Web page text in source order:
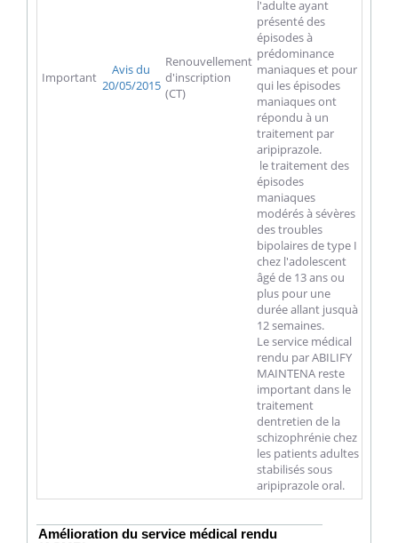
Important
Avis du
20/05/2015
Renouvellement
d'inscription
(CT)
l'adulte ayant
présenté des
épisodes à
prédominance
maniaques et pour
qui les épisodes
maniaques ont
répondu à un
traitement par
aripiprazole.
 le traitement des
épisodes
maniaques
modérés à sévères
des troubles
bipolaires de type I
chez l'adolescent
âgé de 13 ans ou
plus pour une
durée allant jusquà
12 semaines.
Le service médical
rendu par ABILIFY
MAINTENA reste
important dans le
traitement
dentretien de la
schizophrénie chez
les patients adultes
stabilisés sous
aripiprazole oral.
Amélioration du service médical rendu